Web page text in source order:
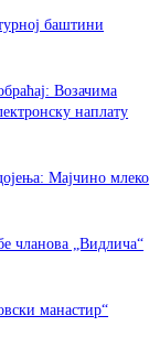
баштини
Возачима
наплату
Мајчино млеко
чланова „Видлича“
манастир“